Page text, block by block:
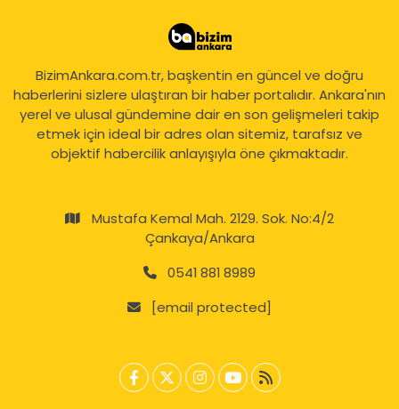
BizimAnkara.com.tr, başkentin en güncel ve doğru
haberlerini sizlere ulaştıran bir haber portalıdır. Ankara'nın
yerel ve ulusal gündemine dair en son gelişmeleri takip
etmek için ideal bir adres olan sitemiz, tarafsız ve
objektif habercilik anlayışıyla öne çıkmaktadır.
Mustafa Kemal Mah. 2129. Sok. No:4/2
Çankaya/Ankara
0541 881 8989
[email protected]